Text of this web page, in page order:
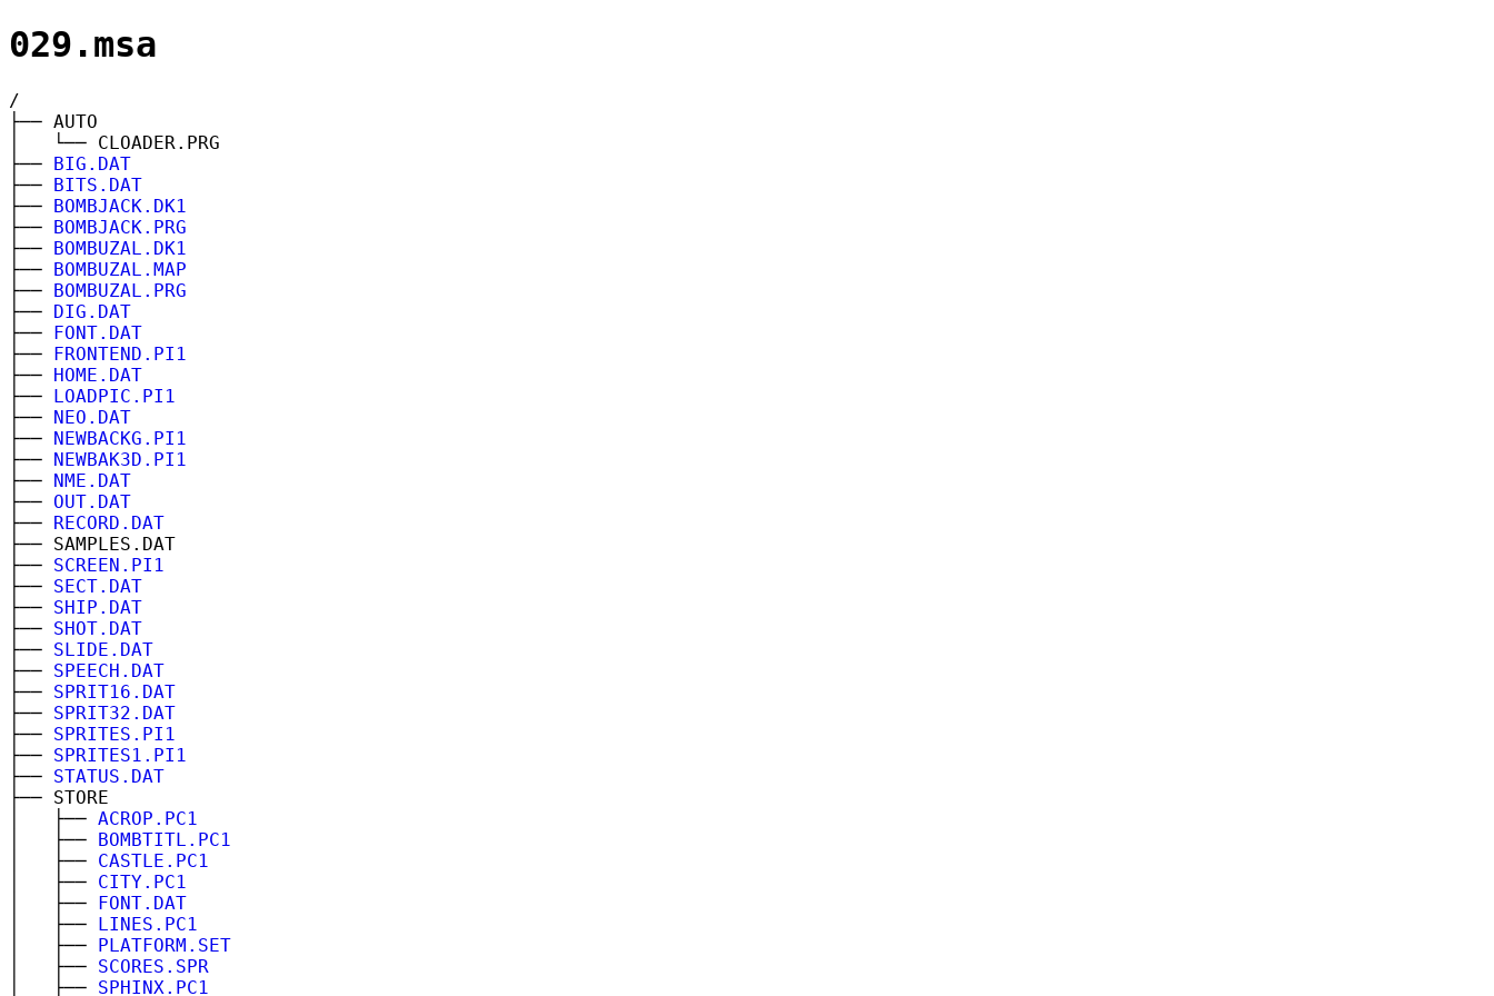
029.msa
/
├── AUTO
│ └── CLOADER.PRG
├── BIG.DAT
├── BITS.DAT
├── BOMBJACK.DK1
├── BOMBJACK.PRG
├── BOMBUZAL.DK1
├── BOMBUZAL.MAP
├── BOMBUZAL.PRG
├── DIG.DAT
├── FONT.DAT
├── FRONTEND.PI1
├── HOME.DAT
├── LOADPIC.PI1
├── NEO.DAT
├── NEWBACKG.PI1
├── NEWBAK3D.PI1
├── NME.DAT
├── OUT.DAT
├── RECORD.DAT
├── SAMPLES.DAT
├── SCREEN.PI1
├── SECT.DAT
├── SHIP.DAT
├── SHOT.DAT
├── SLIDE.DAT
├── SPEECH.DAT
├── SPRIT16.DAT
├── SPRIT32.DAT
├── SPRITES.PI1
├── SPRITES1.PI1
├── STATUS.DAT
├── STORE
│ ├── ACROP.PC1
│ ├── BOMBTITL.PC1
│ ├── CASTLE.PC1
│ ├── CITY.PC1
│ ├── FONT.DAT
│ ├── LINES.PC1
│ ├── PLATFORM.SET
│ ├── SCORES.SPR
│ ├── SPHINX.PC1